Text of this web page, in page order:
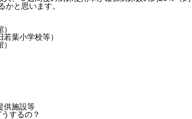
かと思います。
葉小学校等）
供施設等
するの？